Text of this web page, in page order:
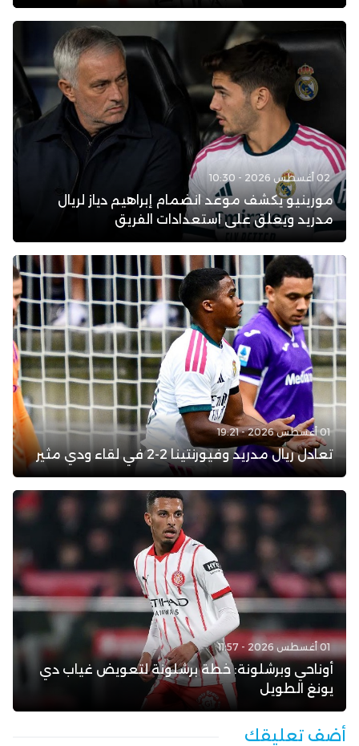
02 أغسطس 2026 - 10:30
مورينيو يكشف موعد انضمام إبراهيم دياز لريال
مدريد ويعلق على استعدادات الفريق
01 أغسطس 2026 - 19:21
تعادل ريال مدريد وفيورنتينا 2-2 في لقاء ودي مثير
01 أغسطس 2026 - 11:57
أوناحي وبرشلونة: خطة برشلونة لتعويض غياب دي
يونغ الطويل
أضف تعليقك